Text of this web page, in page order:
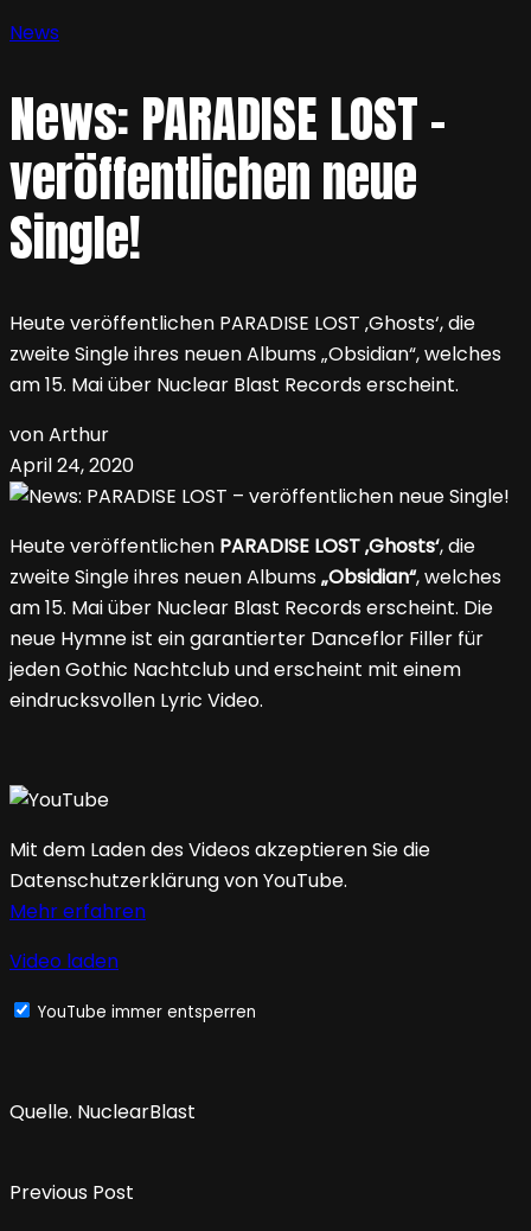
News
News: PARADISE LOST –
veröffentlichen neue
Single!
Heute veröffentlichen PARADISE LOST ‚Ghosts‘, die
zweite Single ihres neuen Albums „Obsidian“, welches
am 15. Mai über Nuclear Blast Records erscheint.
von Arthur
April 24, 2020
Heute veröffentlichen PARADISE LOST ‚Ghosts‘, die
zweite Single ihres neuen Albums„Obsidian“, welches
am 15. Mai über Nuclear Blast Records erscheint. Die
neue Hymne ist ein garantierter Danceflor Filler für
jeden Gothic Nachtclub und erscheint mit einem
eindrucksvollen Lyric Video.
Mit dem Laden des Videos akzeptieren Sie die
Datenschutzerklärung von YouTube.
Mehr erfahren
Video laden
YouTube immer entsperren
Quelle. NuclearBlast
Previous Post